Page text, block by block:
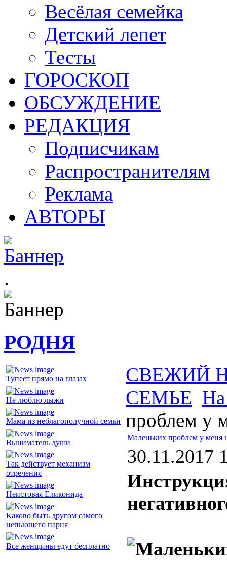
Весёлая семейка
Детский лепет
Тесты
ГОРОСКОП
ОБСУЖДЕНИЕ
РЕДАКЦИЯ
Подписчикам
Распространителям
Реклама
АВТОРЫ
.
РОДНЯ
Тупеет прямо на глазах
Не люблю лыжи
Мама из неблагополучной семьи
Выниматель души
Так действует механизм
отречения
Неистовая Еликонида
Каково быть другом самого
непьющего парня
Все женщины едут бесплатно
СВЕЖИЙ
СЕМЬЕ На
проблем у
Маленьких проблем у меня
30.11.2017